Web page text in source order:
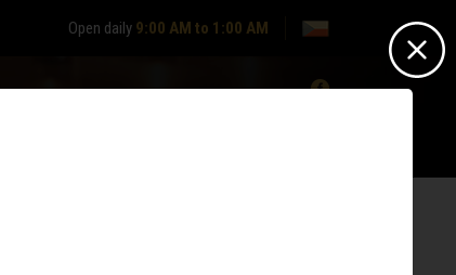
Open daily 9:00 AM to 1:00 AM